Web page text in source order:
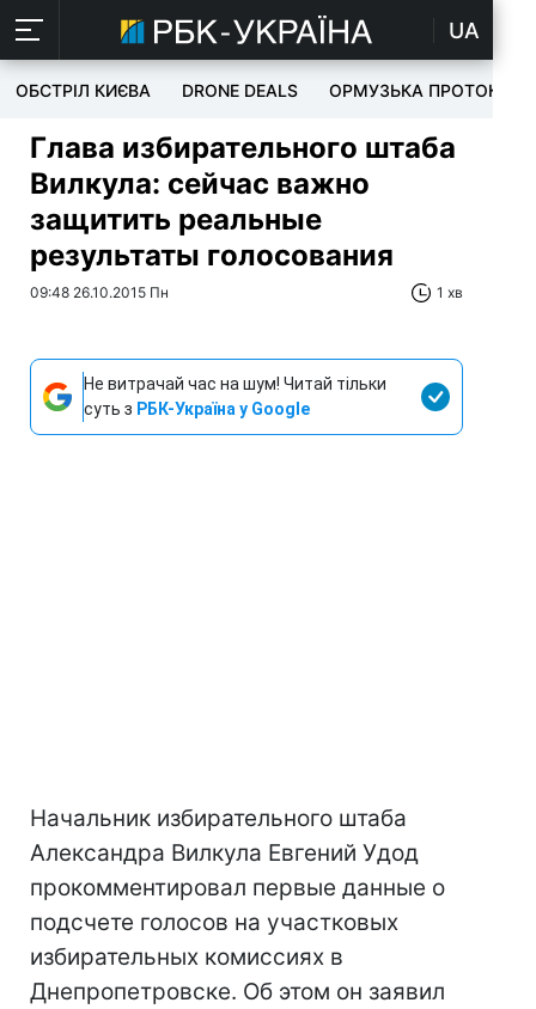
UA
ОБСТРІЛ КИЄВА DRONE DEALS ОРМУЗЬКА ПРОТОКА
Глава избирательного штаба
Вилкула: сейчас важно
защитить реальные
результаты голосования
09:48 26.10.2015 Пн 1 хв
Не витрачай час на шум! Читай тільки
суть з РБК-Україна у Google
Начальник избирательного штаба
Александра Вилкула Евгений Удод
прокомментировал первые данные о
подсчете голосов на участковых
избирательных комиссиях в
Днепропетровске. Об этом он заявил